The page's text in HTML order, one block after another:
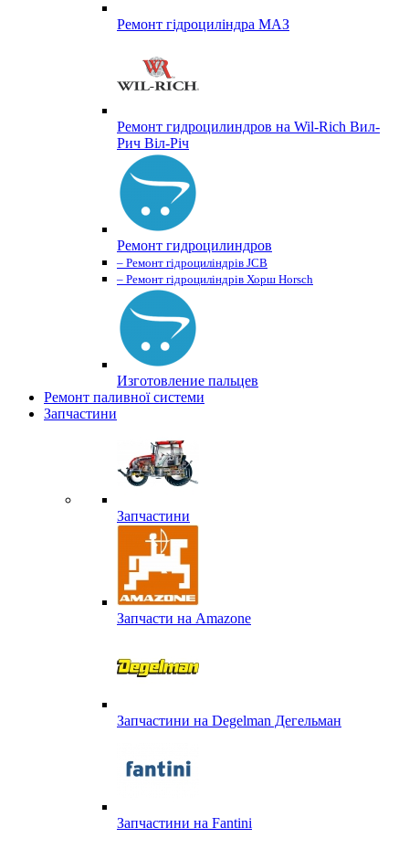
Ремонт гідроциліндра МАЗ
Ремонт гидроцилиндров на Wil-Rich Вил-
Рич Віл-Річ
Ремонт гидроцилиндров
– Ремонт гідроциліндрів JCB
– Ремонт гідроциліндрів Хорш Horsch
Изготовление пальцев
Ремонт паливної системи
Запчастини
Запчастини
Запчасти на Amazone
Запчастини на Degelman Дегельман
Запчастини на Fantini